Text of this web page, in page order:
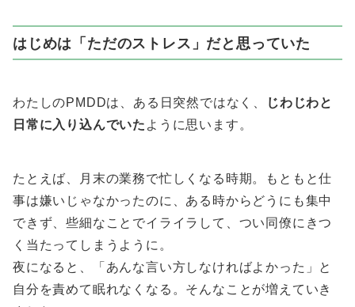
はじめは「ただのストレス」だと思っていた
わたしのPMDDは、ある日突然ではなく、
じわじわと
日常に入り込んでいた ように思います。
たとえば、月末の業務で忙しくなる時期。もともと仕
事は嫌いじゃなかったのに、ある時からどうにも集中
できず、些細なことでイライラして、つい同僚にきつ
く当たってしまうように。
夜になると、「あんな言い方しなければよかった」と
自分を責めて眠れなくなる。そんなことが増えていき